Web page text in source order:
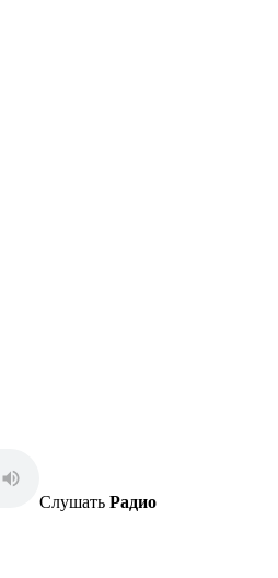
Слушать Радио